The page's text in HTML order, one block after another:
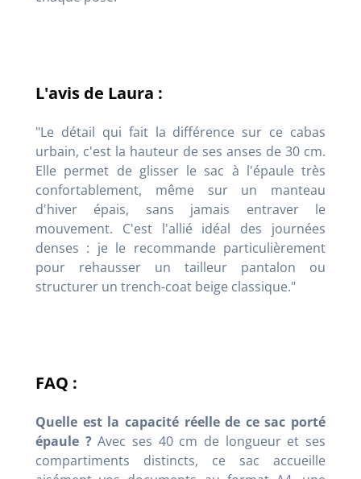
L'avis de Laura :
"Le détail qui fait la différence sur ce cabas
urbain, c'est la hauteur de ses anses de 30 cm.
Elle permet de glisser le sac à l'épaule très
confortablement, même sur un manteau
d'hiver épais, sans jamais entraver le
mouvement. C'est l'allié idéal des journées
denses : je le recommande particulièrement
pour rehausser un tailleur pantalon ou
structurer un trench-coat beige classique."
FAQ :
Quelle est la capacité réelle de ce sac porté
épaule ?Avec ses 40 cm de longueur et ses
compartiments distincts, ce sac accueille